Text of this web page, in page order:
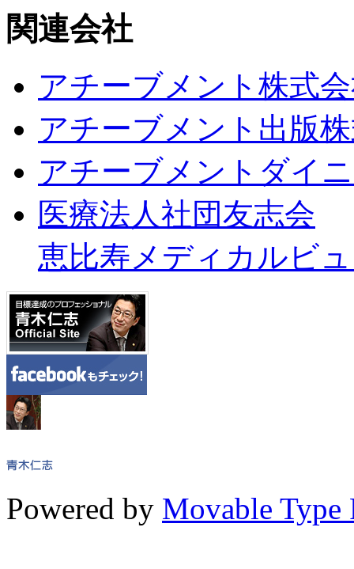
関連会社
アチーブメント株式
アチーブメント出版
アチーブメントダイ
医療法人社団友志会
恵比寿メディカルビ
Powered by Movable Type